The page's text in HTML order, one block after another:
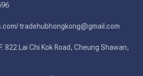
tradehubhongkong@gmail.com
822 Lai Chi Kok Road, Cheung Shawan,